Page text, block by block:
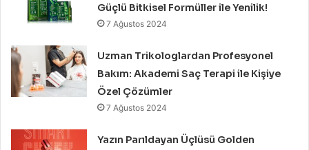
Güçlü Bitkisel Formüller ile Yenilik!
7 Ağustos 2024
Uzman Trikologlardan Profesyonel
Bakım: Akademi Saç Terapi ile Kişiye
Özel Çözümler
7 Ağustos 2024
Yazın Parıldayan Üçlüsü Golden